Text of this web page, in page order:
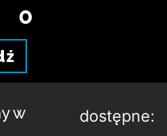
0
w
dostępne: